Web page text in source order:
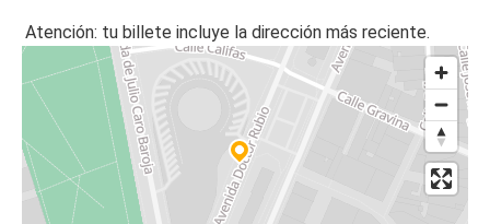
Atención: tu billete incluye la dirección más reciente.